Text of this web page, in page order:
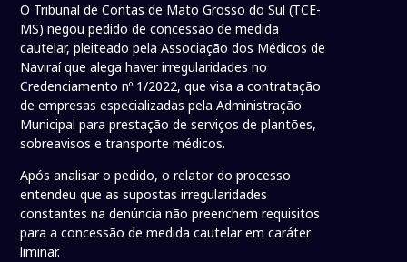
O Tribunal de Contas de Mato Grosso do Sul (TCE-
MS) negou pedido de concessão de medida
cautelar, pleiteado pela Associação dos Médicos de
Naviraí que alega haver irregularidades no
Credenciamento nº 1/2022, que visa a contratação
de empresas especializadas pela Administração
Municipal para prestação de serviços de plantões,
sobreavisos e transporte médicos.
Após analisar o pedido, o relator do processo
entendeu que as supostas irregularidades
constantes na denúncia não preenchem requisitos
para a concessão de medida cautelar em caráter
liminar.